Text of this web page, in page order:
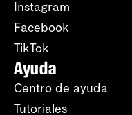
Instagram
Facebook
TikTok
Ayuda
Centro de ayuda
Tutoriales